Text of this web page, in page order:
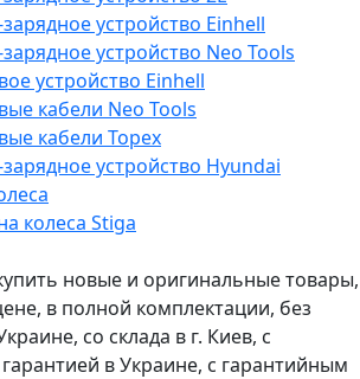
устройство Einhell
устройство Neo Tools
устройство Einhell
кабели Neo Tools
кабели Topex
устройство Hyundai
колеса Stiga
новые и оригинальные товары,
в полной комплектации, без
со склада в г. Киев, с
в Украине, с гарантийным